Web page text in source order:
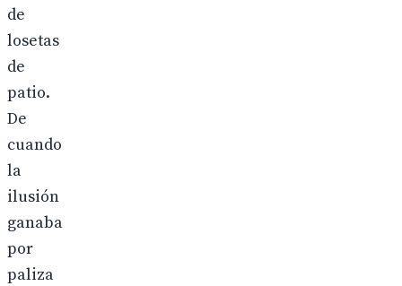
de
losetas
de
patio.
De
cuando
la
ilusión
ganaba
por
paliza